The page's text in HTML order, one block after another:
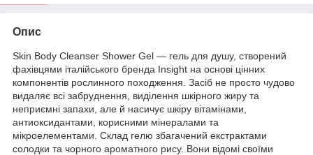
Опис
Skin Body Cleanser Shower Gel — гель для душу, створений
фахівцями італійського бренда Insight на основі цінних
компонентів рослинного походження. Засіб не просто чудово
видаляє всі забруднення, виділення шкірного жиру та
неприємні запахи, але й насичує шкіру вітамінами,
антиоксидантами, корисними мінералами та
мікроелементами. Склад гелю збагачений екстрактами
солодки та чорного ароматного рису. Вони відомі своїми